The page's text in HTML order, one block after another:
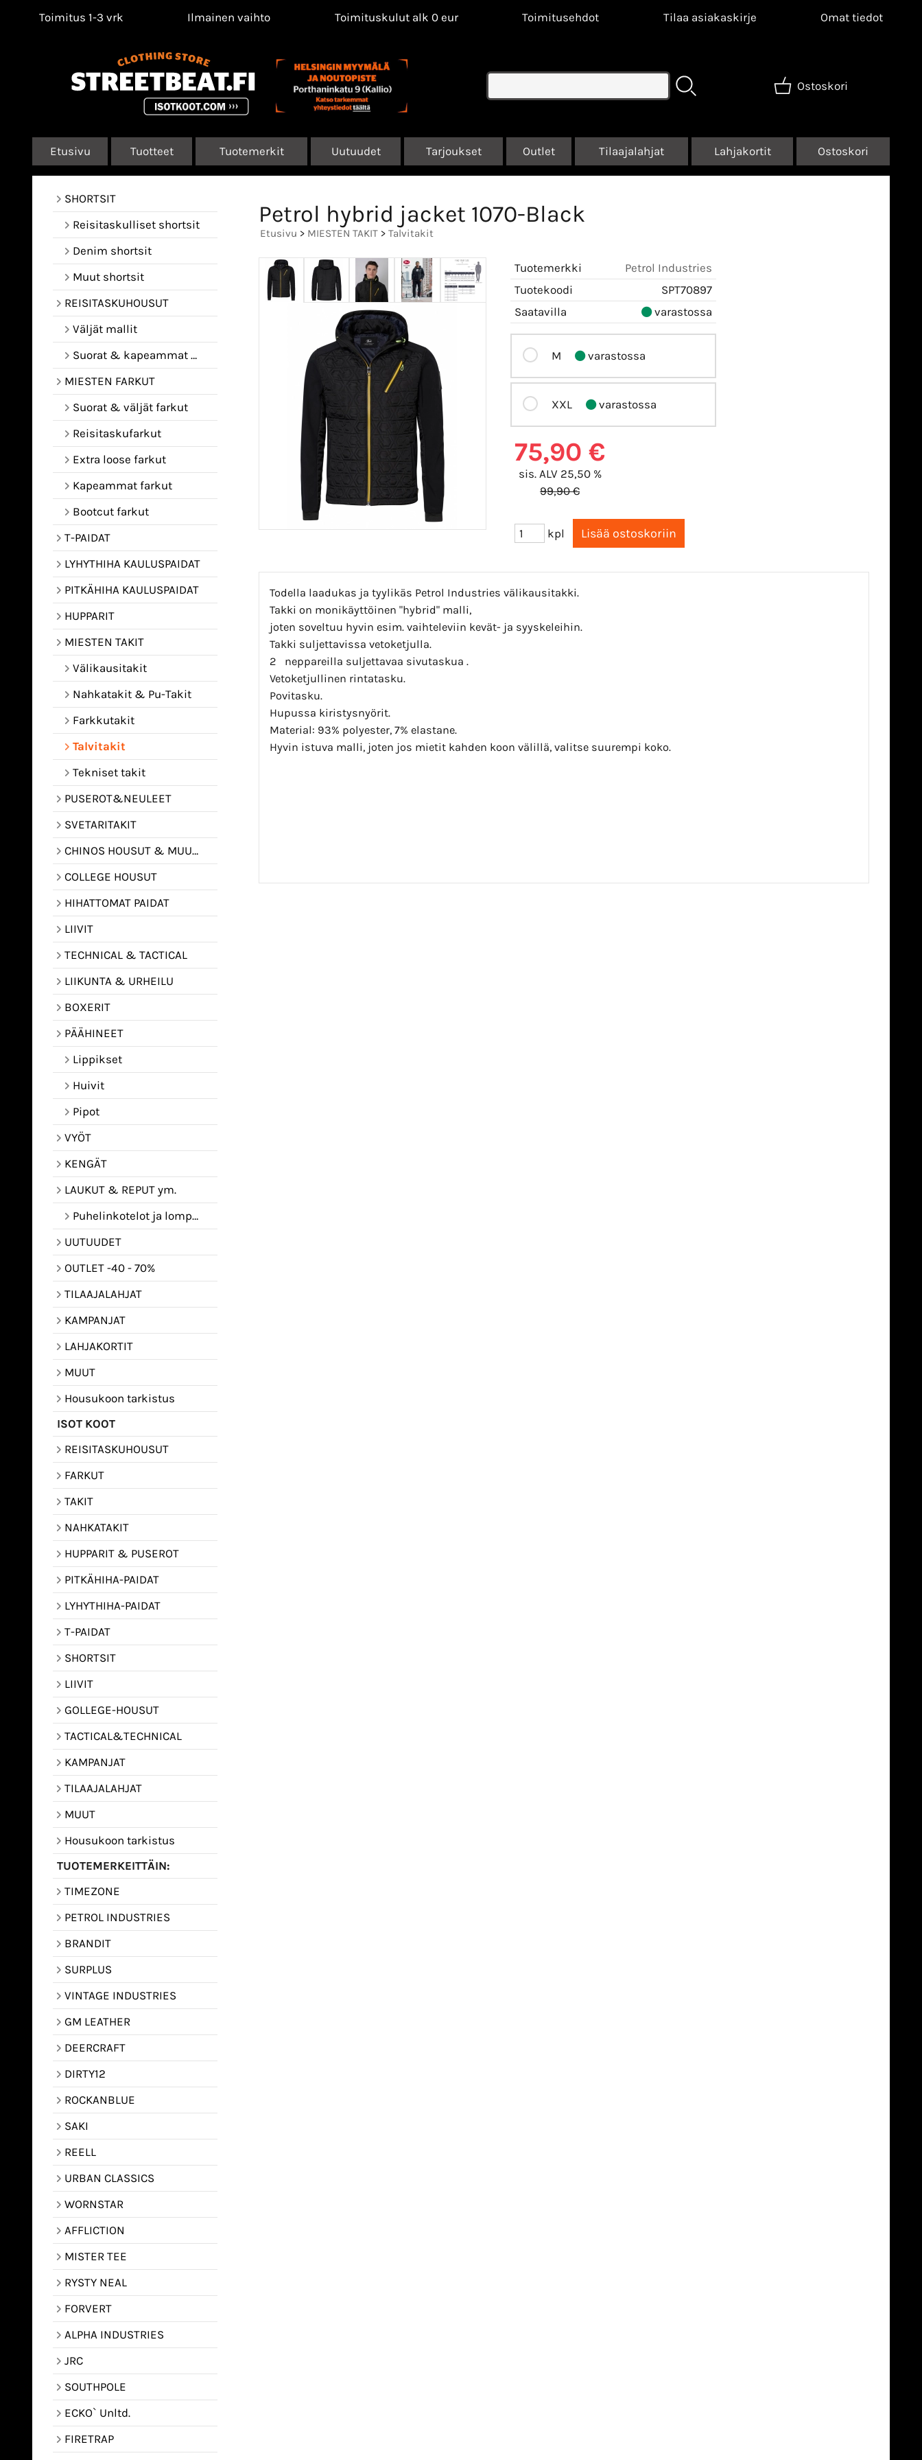
Toimitus 1-3 vrk Ilmainen vaihto Toimituskulut alk 0 eur Toimitusehdot Tilaa asiakaskirje Omat tiedot
Ostoskori
Etusivu Tuotteet Tuotemerkit Uutuudet Tarjoukset Outlet Tilaajalahjat Lahjakortit Ostoskori
SHORTSIT
Reisitaskulliset shortsit
Denim shortsit
Muut shortsit
REISITASKUHOUSUT
Väljät mallit
Suorat & kapeammat mallit
MIESTEN FARKUT
Suorat & väljät farkut
Reisitaskufarkut
Extra loose farkut
Kapeammat farkut
Bootcut farkut
T-PAIDAT
LYHYTHIHA KAULUSPAIDAT
PITKÄHIHA KAULUSPAIDAT
HUPPARIT
MIESTEN TAKIT
Välikausitakit
Nahkatakit & Pu-Takit
Farkkutakit
Talvitakit
Tekniset takit
PUSEROT&NEULEET
SVETARITAKIT
CHINOS HOUSUT & MUUT HOUSUT
COLLEGE HOUSUT
HIHATTOMAT PAIDAT
LIIVIT
TECHNICAL & TACTICAL
LIIKUNTA & URHEILU
BOXERIT
PÄÄHINEET
Lippikset
Huivit
Pipot
VYÖT
KENGÄT
LAUKUT & REPUT ym.
Puhelinkotelot ja lompakot
UUTUUDET
OUTLET -40 - 70%
TILAAJALAHJAT
KAMPANJAT
LAHJAKORTIT
MUUT
Housukoon tarkistus
ISOT KOOT
REISITASKUHOUSUT
FARKUT
TAKIT
NAHKATAKIT
HUPPARIT & PUSEROT
PITKÄHIHA-PAIDAT
LYHYTHIHA-PAIDAT
T-PAIDAT
SHORTSIT
LIIVIT
GOLLEGE-HOUSUT
TACTICAL&TECHNICAL
KAMPANJAT
TILAAJALAHJAT
MUUT
Housukoon tarkistus
TUOTEMERKEITTÄIN:
TIMEZONE
PETROL INDUSTRIES
BRANDIT
SURPLUS
VINTAGE INDUSTRIES
GM LEATHER
DEERCRAFT
DIRTY12
ROCKANBLUE
SAKI
REELL
URBAN CLASSICS
WORNSTAR
AFFLICTION
MISTER TEE
RYSTY NEAL
FORVERT
ALPHA INDUSTRIES
JRC
SOUTHPOLE
ECKO` Unltd.
FIRETRAP
Petrol hybrid jacket 1070-Black
Etusivu > MIESTEN TAKIT > Talvitakit
Tuotemerkki
Petrol Industries
Tuotekoodi
SPT70897
Saatavilla
varastossa
M varastossa
XXL varastossa
75,90 €
sis. ALV 25,50 %
99,90 €
kpl
Todella laadukas ja tyylikäs Petrol Industries välikausitakki.
Takki on monikäyttöinen "hybrid" malli,
joten soveltuu hyvin esim. vaihteleviin kevät- ja syyskeleihin.
Takki suljettavissa vetoketjulla.
2 neppareilla suljettavaa sivutaskua .
Vetoketjullinen rintatasku.
Povitasku.
Hupussa kiristysnyörit.
Material: 93% polyester, 7% elastane.
Hyvin istuva malli, joten jos mietit kahden koon välillä, valitse suurempi koko.